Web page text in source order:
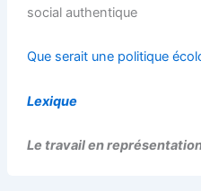
social authentique
Que serait une politique
Lexique
Le travail en